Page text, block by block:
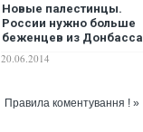
Новые палестинцы.
России нужно больше
беженцев из Донбасса
20.06.2014
Правила коментування ! »